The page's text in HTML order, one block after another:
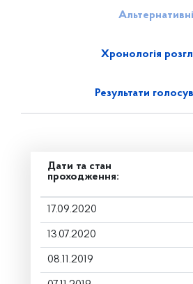
Альтернативні
Хронологія
Результати
Дати та стан
проходження:
17.09.2020
13.07.2020
08.11.2019